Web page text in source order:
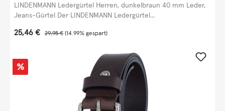
LINDENMANN Ledergürtel Herren, dunkelbraun 40 mm Leder,
Jeans-Gürtel Der LINDENMANN Ledergürtel...
Verkaufspreis:
25,46 € Regulärer Preis:
29,95 € (14.99% gespart)
Rabatt
%